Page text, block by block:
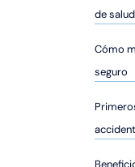
d
o
e
P
de
Cómo
seguro